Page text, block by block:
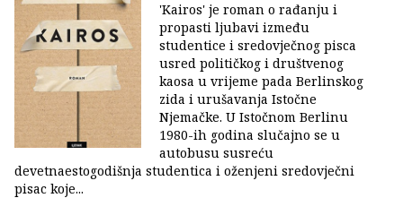
'Kairos' je roman o rađanju i
propasti ljubavi između
studentice i sredovječnog pisca
usred političkog i društvenog
kaosa u vrijeme pada Berlinskog
zida i urušavanja Istočne
Njemačke. U Istočnom Berlinu
1980-ih godina slučajno se u
autobusu susreću
devetnaestogodišnja studentica i oženjeni sredovječni
pisac koje...